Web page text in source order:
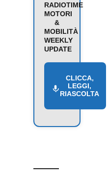
RADIOTIME
MOTORI
&
MOBILITÀ
WEEKLY
UPDATE
CLICCA,
LEGGI,
RIASCOLTA